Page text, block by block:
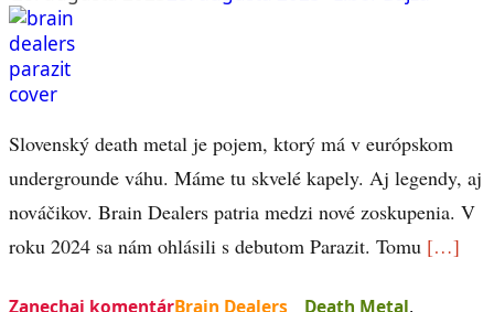
Slovenský death metal je pojem, ktorý má v európskom
undergrounde váhu. Máme tu skvelé kapely. Aj legendy, aj
nováčikov. Brain Dealers patria medzi nové zoskupenia. V
roku 2024 sa nám ohlásili s debutom Parazit. Tomu […]
Zanechaj komentárBrain Dealers Death Metal,